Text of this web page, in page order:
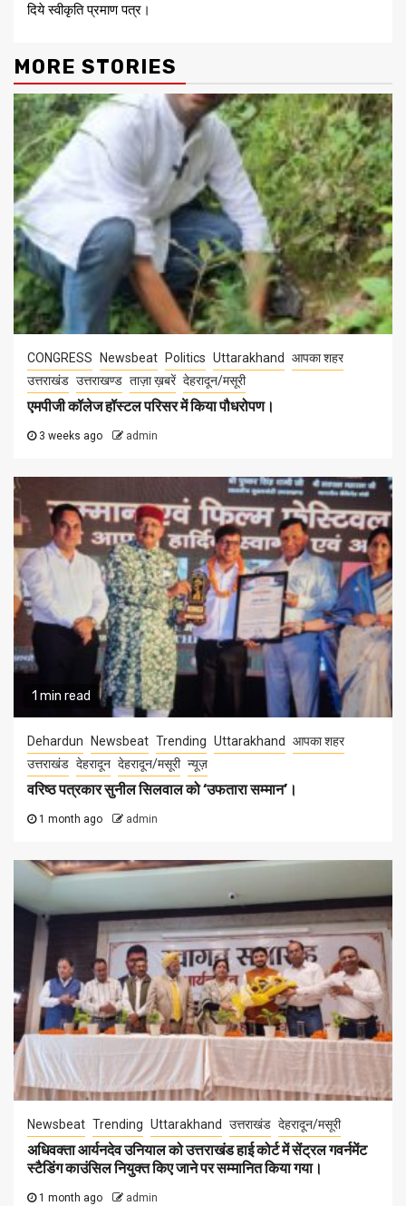
दिये स्वीकृति प्रमाण पत्र।
MORE STORIES
CONGRESS Newsbeat Politics Uttarakhand
आपका शहर
उत्तराखंड उत्तराखण्ड ताज़ा ख़बरें देहरादून/मसूरी
एमपीजी कॉलेज हॉस्टल परिसर में किया पौधरोपण।
3 weeks ago admin
1 min read
Dehardun Newsbeat Trending Uttarakhand
आपका शहर
उत्तराखंड देहरादून देहरादून/मसूरी न्यूज़
वरिष्ठ पत्रकार सुनील सिलवाल को ‘उफतारा सम्मान’।
1 month ago admin
Newsbeat Trending Uttarakhand उत्तराखंड देहरादून/मसूरी
अधिवक्ता आर्यनदेव उनियाल को उत्तराखंड हाई कोर्ट में सेंट्रल गवर्नमेंट
स्टैडिंग काउंसिल नियुक्त किए जाने पर सम्मानित किया गया।
1 month ago admin